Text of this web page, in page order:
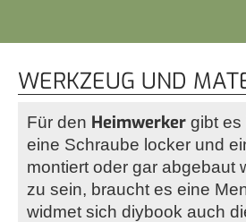
WERKZEUG UND
Für den Heimwerker gibt es
eine Schraube locker und
montiert oder gar abgebaut
zu sein, braucht es eine
widmet sich diybook auch